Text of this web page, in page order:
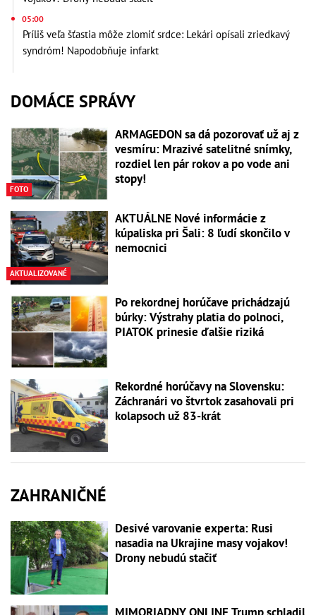
05:00
Príliš veľa šťastia môže zlomiť srdce: Lekári opísali zriedkavý
syndróm! Napodobňuje infarkt
DOMÁCE SPRÁVY
FOTO
ARMAGEDON sa dá pozorovať už aj z
vesmíru: Mrazivé satelitné snímky,
rozdiel len pár rokov a po vode ani
stopy!
AKTUALIZOVANÉ
AKTUÁLNE Nové informácie z
kúpaliska pri Šali: 8 ľudí skončilo v
nemocnici
Po rekordnej horúčave prichádzajú
búrky: Výstrahy platia do polnoci,
PIATOK prinesie ďalšie riziká
Rekordné horúčavy na Slovensku:
Záchranári vo štvrtok zasahovali pri
kolapsoch už 83-krát
ZAHRANIČNÉ
Desivé varovanie experta: Rusi
nasadia na Ukrajine masy vojakov!
Drony nebudú stačiť